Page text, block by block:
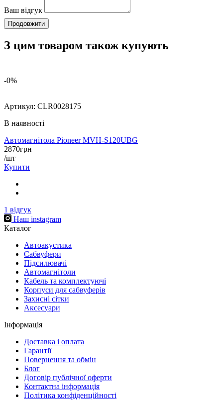
Ваш відгук
Продовжити
З цим товаром також купують
-0%
Артикул: CLR0028175
В наявності
Автомагнітола Pioneer MVH-S120UBG
2870грн
/шт
Купити
1 відгук
Наш instagram
Каталог
Автоакустика
Cабвуфери
Підсилювачі
Автомагнітоли
Кабель та комплектуючі
Корпуси для сабвуферів
Захисні сітки
Аксесуари
Інформація
Доставка і оплата
Гарантії
Повернення та обмін
Блог
Договір публічної оферти
Контактна інформація
Політика конфіденційності